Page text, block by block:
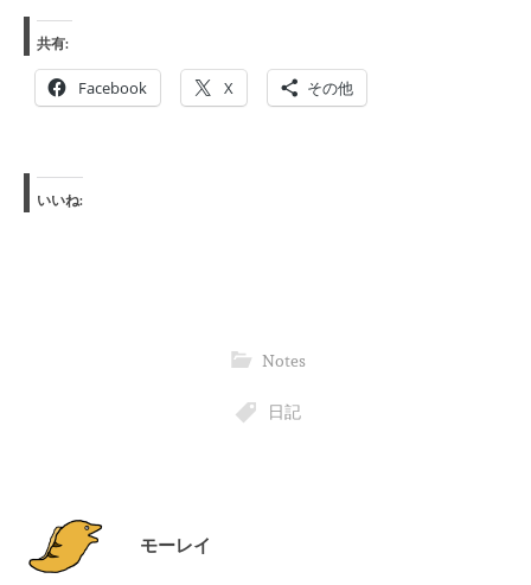
共有:
Facebook X その他
いいね:
Notes
日記
モーレイ